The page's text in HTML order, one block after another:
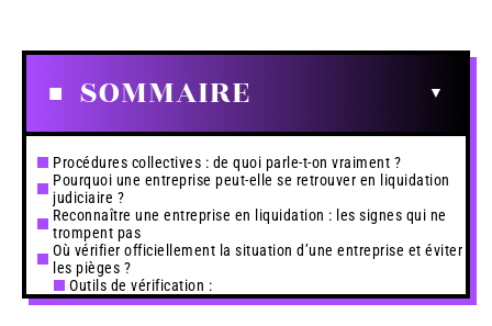
SOMMAIRE
Procédures collectives : de quoi parle-t-on vraiment ?
Pourquoi une entreprise peut-elle se retrouver en liquidation
judiciaire ?
Reconnaître une entreprise en liquidation : les signes qui ne
trompent pas
Où vérifier officiellement la situation d’une entreprise et éviter
les pièges ?
Outils de vérification :